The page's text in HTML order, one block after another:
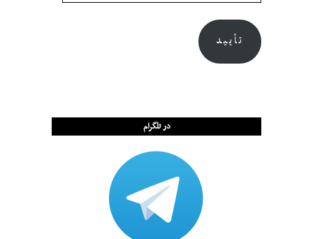
تأیید
در تلگرام